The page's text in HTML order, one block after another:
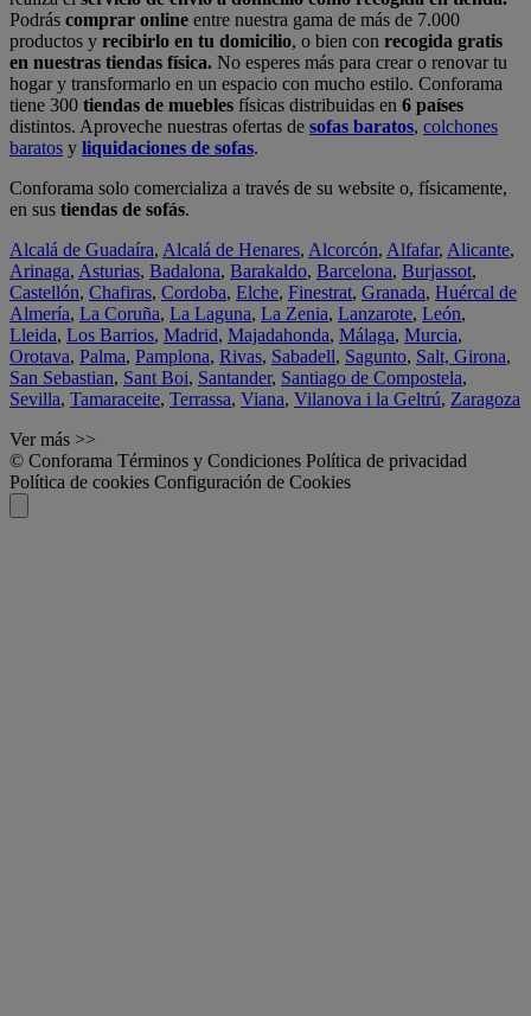
Podrás comprar online entre nuestra gama de más de 7.000
productos y recibirlo en tu domicilio, o bien con recogida gratis
en nuestras tiendas física. No esperes más para crear o renovar tu
hogar y transformarlo en un espacio con mucho estilo. Conforama
tiene 300 tiendas de muebles físicas distribuidas en 6 países
distintos. Aproveche nuestras ofertas de sofas baratos, colchones
baratos y liquidaciones de sofas.
Conforama solo comercializa a través de su website o, físicamente,
en sus tiendas de sofás.
Alcalá de Guadaíra, Alcalá de Henares, Alcorcón, Alfafar, Alicante,
Arinaga, Asturias, Badalona, Barakaldo, Barcelona, Burjassot,
Castellón, Chafiras, Cordoba, Elche, Finestrat, Granada, Huércal de
Almería, La Coruña, La Laguna, La Zenia, Lanzarote, León,
Lleida, Los Barrios, Madrid, Majadahonda, Málaga, Murcia,
Orotava, Palma, Pamplona, Rivas, Sabadell, Sagunto, Salt, Girona,
San Sebastian, Sant Boi, Santander, Santiago de Compostela,
Sevilla, Tamaraceite, Terrassa, Viana, Vilanova i la Geltrú, Zaragoza
Ver más >>
© Conforama Términos y Condiciones Política de privacidad
Política de cookies Configuración de Cookies